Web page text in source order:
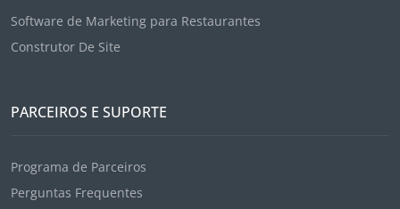
Software de Marketing para Restaurantes
Construtor De Site
PARCEIROS E SUPORTE
Programa de Parceiros
Perguntas Frequentes